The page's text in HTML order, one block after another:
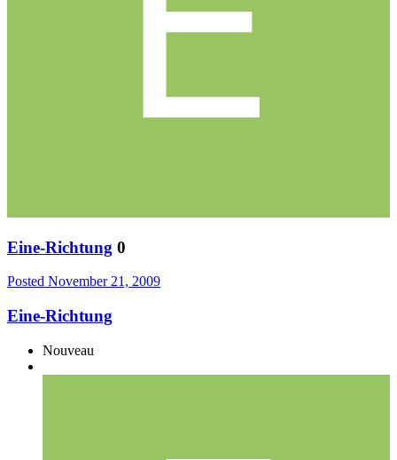
Eine-Richtung 0
Posted November 21, 2009
Eine-Richtung
Nouveau